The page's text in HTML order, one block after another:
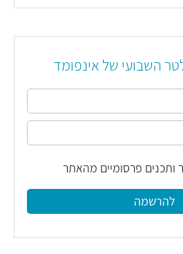
השבועי של אינפומד
ותכנים פרסומיים מהאתר
להרשמה